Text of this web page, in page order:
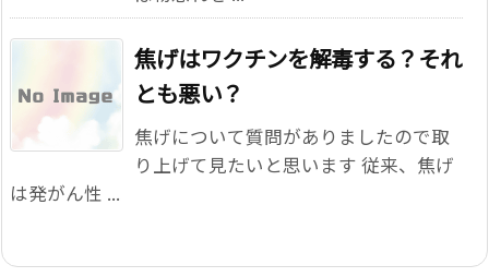
焦げはワクチンを解毒する？それ
とも悪い？
焦げについて質問がありましたので取
り上げて見たいと思います 従来、焦げ
は発がん性 ...